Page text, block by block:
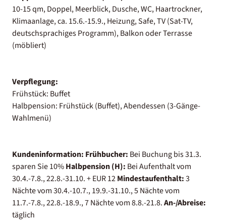
10-15 qm, Doppel, Meerblick, Dusche, WC, Haartrockner,
Klimaanlage, ca. 15.6.-15.9., Heizung, Safe, TV (Sat-TV,
deutschsprachiges Programm), Balkon oder Terrasse
(möbliert)
Verpflegung:
Frühstück: Buffet
Halbpension: Frühstück (Buffet), Abendessen (3-Gänge-
Wahlmenü)
Kundeninformation: Frühbucher: Bei Buchung bis 31.3.
sparen Sie 10%Halbpension (H): Bei Aufenthalt vom
30.4.-7.8., 22.8.-31.10. + EUR 12Mindestaufenthalt:3
Nächte vom 30.4.-10.7., 19.9.-31.10., 5 Nächte vom
11.7.-7.8., 22.8.-18.9., 7 Nächte vom 8.8.-21.8.An-/Abreise:
täglich